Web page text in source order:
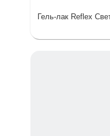
Гель-лак Reflex